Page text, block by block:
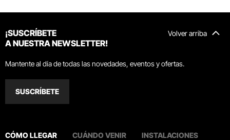
Volver arriba
¡SUSCRÍBETE
A NUESTRA NEWSLETTER!
Mantente al día de todas las novedades, eventos y ofertas.
SUSCRÍBETE
CÓMO LLEGAR CUÁNDO VENIR INSTALACIONES